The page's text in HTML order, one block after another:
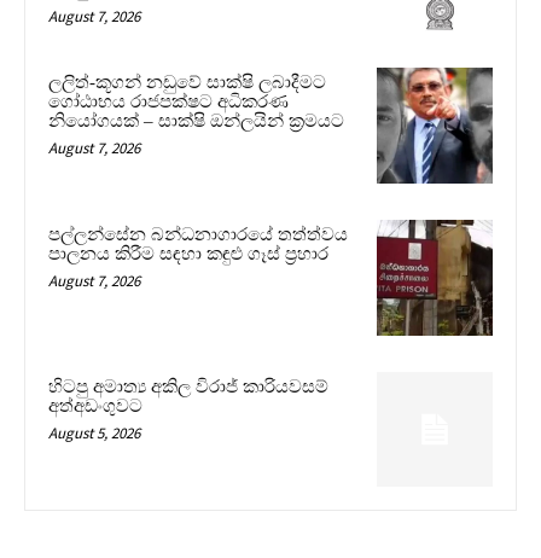
August 7, 2026
ලලිත්-කූගන් නඩුවේ සාක්ෂි ලබාදීමට
ගෝඨාභය රාජපක්ෂට අධිකරණ
නියෝගයක් – සාක්ෂි ඔන්ලයින් ක්‍රමයට
August 7, 2026
පල්ලන්සේන බන්ධනාගාරයේ තත්ත්වය
පාලනය කිරීම සඳහා කඳුළු ගෑස් ප්‍රහාර
August 7, 2026
හිටපු අමාත්‍ය අකිල විරාජ් කාරියවසම්
අත්අඩංගුවට
August 5, 2026